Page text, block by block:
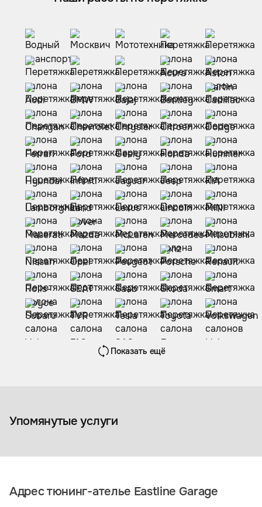
Показать ещё
Упомянутые услуги
Аквапринт
Адрес тюнинг-ателье Eastline Garage